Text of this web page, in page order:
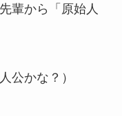
輩から「原始人
公かな？）